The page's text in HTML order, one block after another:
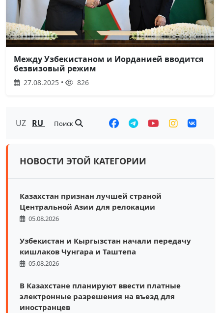
Между Узбекистаном и Иорданией вводится
безвизовый режим
27.08.2025 • 826
UZ RU Поиск
НОВОСТИ ЭТОЙ КАТЕГОРИИ
Казахстан признан лучшей страной
Центральной Азии для релокации
05.08.2026
Узбекистан и Кыргызстан начали передачу
кишлаков Чунгара и Таштепа
05.08.2026
В Казахстане планируют ввести платные
электронные разрешения на въезд для
иностранцев